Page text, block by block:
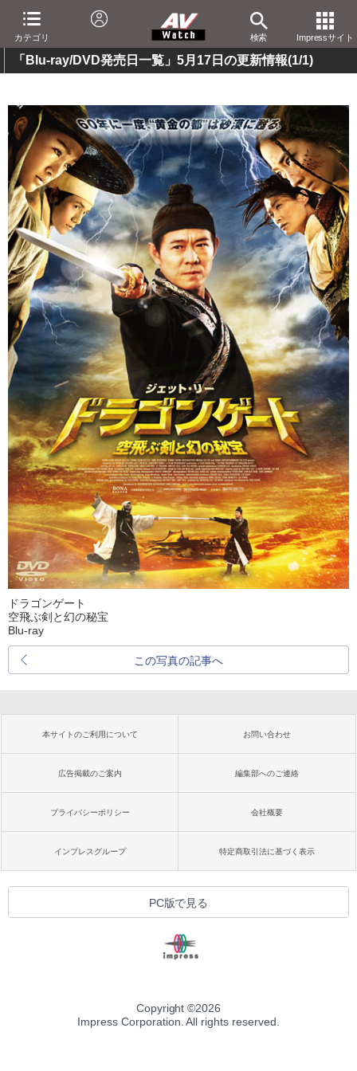
カテゴリ 検索 Impressサイト
「Blu-ray/DVD発売日一覧」5月17日の更新情報(1/1)
ドラゴンゲート
空飛ぶ剣と幻の秘宝
Blu-ray
この写真の記事へ
本サイトのご利用について お問い合わせ
広告掲載のご案内 編集部へのご連絡
プライバシーポリシー 会社概要
インプレスグループ 特定商取引法に基づく表示
PC版で見る
Copyright ©2026
Impress Corporation. All rights reserved.